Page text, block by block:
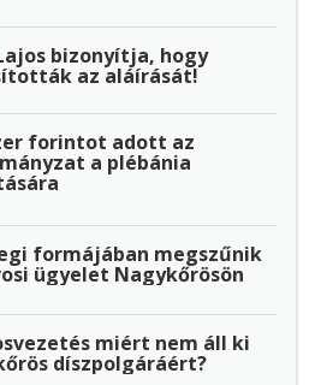
bizonyítja, hogy
az aláírását!
forintot adott az
a plébánia
formájában megszűnik
ügyelet Nagykőrösön
miért nem áll ki
díszpolgáráért?